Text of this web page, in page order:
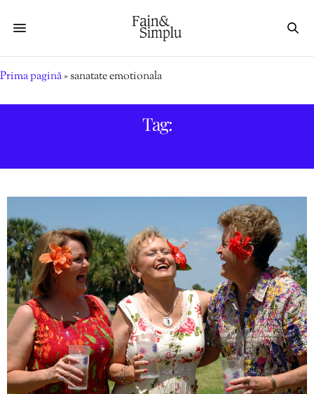
Prima pagină»sanatate emotionala
Tag: